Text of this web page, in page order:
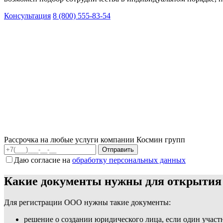
Консультация 8 (800) 555-83-54
Рассрочка на любые услуги компании Космин групп
Даю согласие на обработку персональных данных
Какие документы нужны для
Для регистрации ООО нужны такие документы:
решение о создании юридического лица, если один